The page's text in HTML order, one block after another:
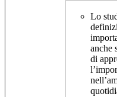
Lo
anche
di